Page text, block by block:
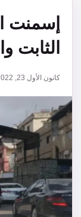
إسمنت
الثابت
كانون الأول 23, 2022